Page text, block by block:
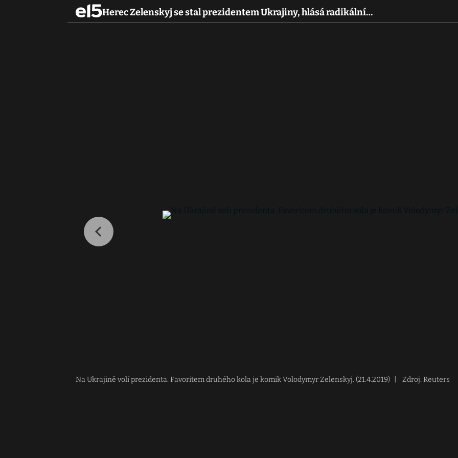
Herec Zelenskyj se stal prezidentem Ukrajiny, hlásá radikální…
Na Ukrajině volí prezidenta. Favoritem druhého kola je komik Volodymyr Zelenskyj. (21.4.2019) Zdroj: Reuters